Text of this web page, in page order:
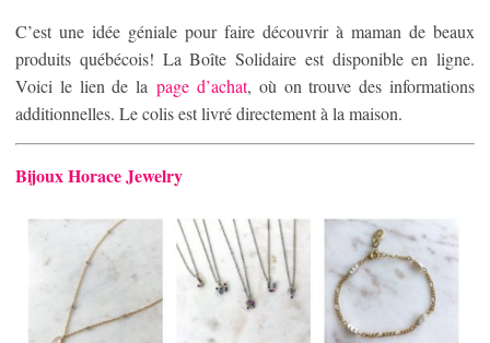
C’est une idée géniale pour faire découvrir à maman de beaux
produits québécois! La Boîte Solidaire est disponible en ligne.
Voici le lien de lapage d’achat, où on trouve des informations
additionnelles. Le colis est livré directement à la maison.
Bijoux Horace Jewelry